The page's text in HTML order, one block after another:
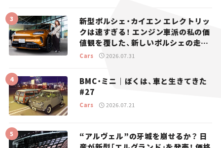
新型ポルシェ・カイエン エレクトリッ
クは速すぎる！ エンジン車派の私の価
値観を覆した、新しいポルシェの走
り。
Cars 2026.07.31
BMC・ミニ｜ぼくは、車と生きてきた
#27
Cars 2026.07.21
“アルヴェル”の牙城を崩せるか？ 日